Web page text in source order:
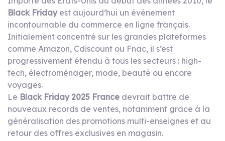
Black Fridayest aujourd’hui un événement
incontournable du commerce en ligne français.
Initialement concentré sur les grandes plateformes
comme Amazon, Cdiscount ou Fnac, il s’est
progressivement étendu à tous les secteurs : high-
tech, électroménager, mode, beauté ou encore
voyages.
Le Black Friday 2025 France devrait battre de
nouveaux records de ventes, notamment grâce à la
généralisation des promotions multi-enseignes et au
retour des offres exclusives en magasin.